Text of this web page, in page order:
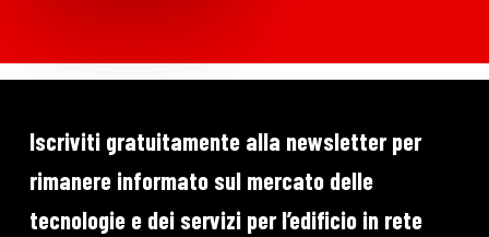
Iscriviti gratuitamente alla newsletter per
rimanere informato sul mercato delle
tecnologie e dei servizi per l’edificio in rete